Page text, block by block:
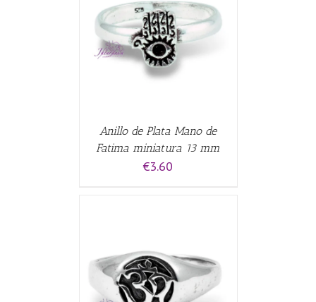
Anillo de Plata Mano de
Fatima miniatura 13 mm
€3.60